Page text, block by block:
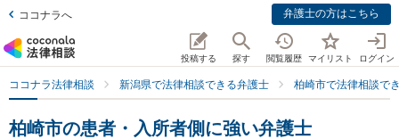
ココナラへ 弁護士の方はこちら
投稿する 探す 閲覧履歴 マイリスト ログイン
ココナラ法律相談 新潟県で法律相談できる弁護士 柏崎市で法律相談で
柏崎市の患者・入所者側に強い弁護士